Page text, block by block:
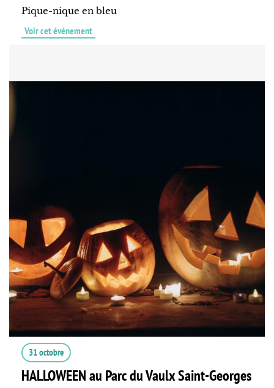
Pique-nique en bleu
Voir cet événement
31 octobre
HALLOWEEN au Parc du Vaulx Saint-Georges